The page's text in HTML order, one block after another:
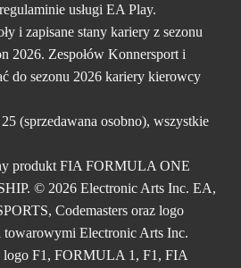
usługi EA Play.
i zapisane stany kariery z sezonu
2026. Zespołów Konnersport i
do sezonu 2026 kariery kierowcy
(sprzedawana osobno), wszystkie
produkt FIA FORMULA ONE
© 2026 Electronic Arts Inc. EA,
Codemasters oraz logo
towarowymi Electronic Arts Inc.
F1, FORMULA 1, F1, FIA